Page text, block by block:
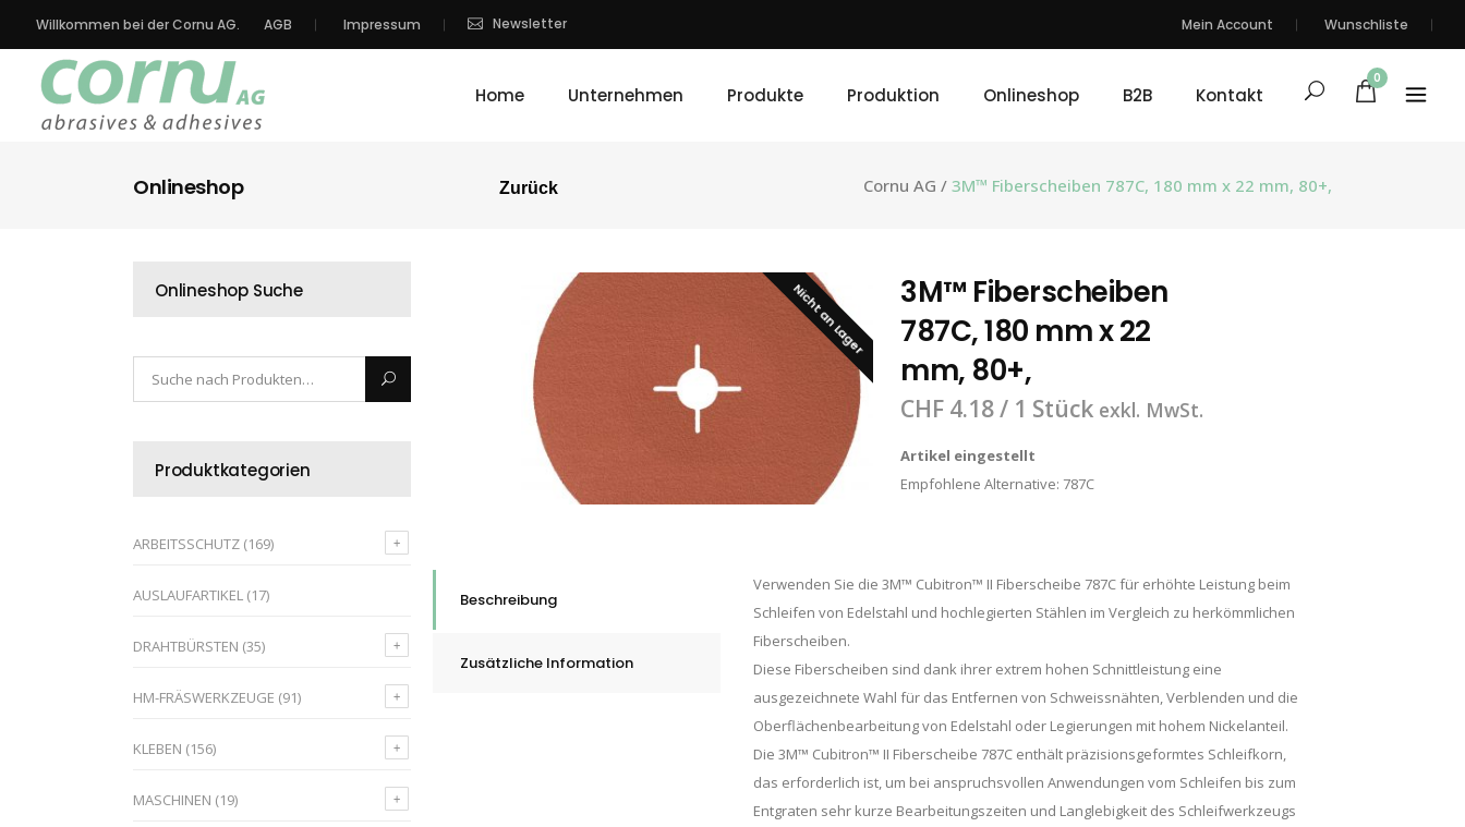
Willkommen bei der Cornu AG. AGB Impressum Newsletter Mein Account Wunschliste
Home Unternehmen Produkte Produktion Onlineshop B2B Kontakt
0
Onlineshop Cornu AG / 3M™ Fiberscheiben 787C, 180 mm x 22 mm, 80+,
Zurück
Onlineshop Suche
Produktkategorien
ARBEITSSCHUTZ (169)
AUSLAUFARTIKEL (17)
DRAHTBÜRSTEN (35)
HM-FRÄSWERKZEUGE (91)
KLEBEN (156)
MASCHINEN (19)
Nicht an Lager
3M™ Fiberscheiben
787C, 180 mm x 22
mm, 80+,
CHF 4.18/ 1 Stück exkl. MwSt.
Artikel eingestellt
Empfohlene Alternative: 787C
Beschreibung
Zusätzliche Information
Verwenden Sie die 3M™ Cubitron™ II Fiberscheibe 787C für erhöhte Leistung beim
Schleifen von Edelstahl und hochlegierten Stählen im Vergleich zu herkömmlichen
Fiberscheiben.
Diese Fiberscheiben sind dank ihrer extrem hohen Schnittleistung eine
ausgezeichnete Wahl für das Entfernen von Schweissnähten, Verblenden und die
Oberflächenbearbeitung von Edelstahl oder Legierungen mit hohem Nickelanteil.
Die 3M™ Cubitron™ II Fiberscheibe 787C enthält präzisionsgeformtes Schleifkorn,
das erforderlich ist, um bei anspruchsvollen Anwendungen vom Schleifen bis zum
Entgraten sehr kurze Bearbeitungszeiten und Langlebigkeit des Schleifwerkzeugs